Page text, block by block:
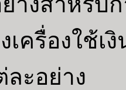
เครื่องใช้เ
ะอย่าง